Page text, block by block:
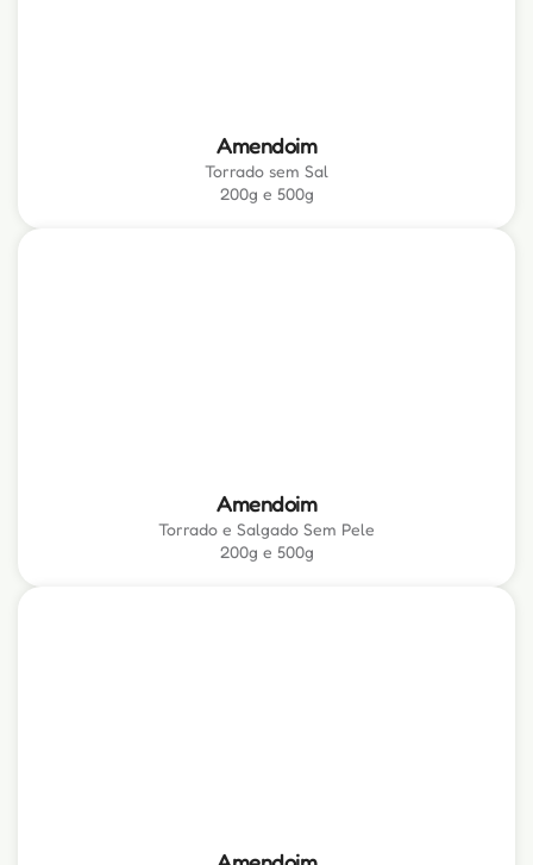
Amendoim
Torrado sem Sal
200g e 500g
Amendoim
Torrado e Salgado Sem Pele
200g e 500g